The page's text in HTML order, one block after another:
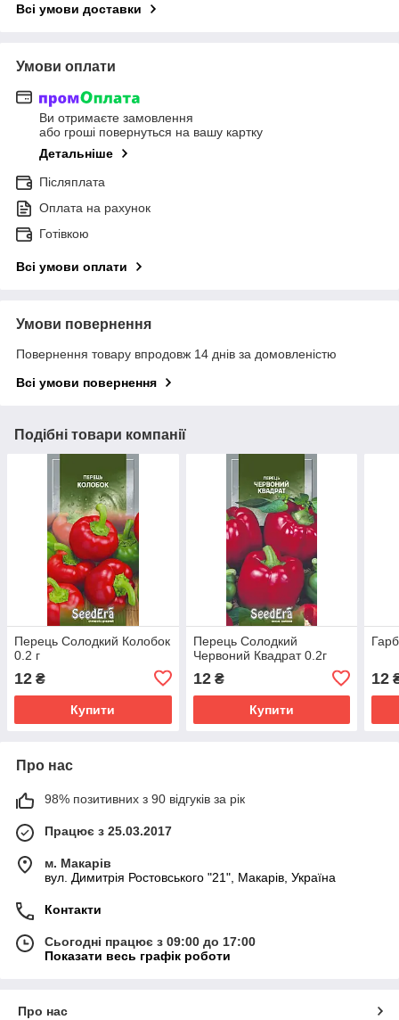
Всі умови доставки
Умови оплати
Ви отримаєте замовлення
або гроші повернуться на вашу картку
Детальніше
Післяплата
Оплата на рахунок
Готівкою
Всі умови оплати
Умови повернення
Повернення товару впродовж 14 днів за домовленістю
Всі умови повернення
Подібні товари компанії
Перець Солодкий Колобок
0.2 г
12 ₴
Купити
Перець Солодкий
Червоний Квадрат 0.2г
12₴
Купити
12
Про нас
98% позитивних з 90 відгуків за рік
Працює з 25.03.2017
м. Макарів
вул. Димитрія Ростовського "21", Макарів, Україна
Контакти
Сьогодні працює з 09:00 до 17:00
Показати весь графік роботи
Про нас